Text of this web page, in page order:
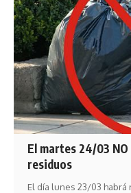
El martes 24/03
residuos
El día lunes 23/03